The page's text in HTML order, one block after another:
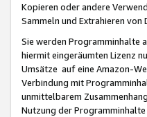
Kopieren oder andere
Sammeln und Extrahieren
Sie werden Programminhalte
hiermit eingeräumten Lizenz
Umsätze auf eine Amazon-
Verbindung mit
unmittelbarem
Nutzung der